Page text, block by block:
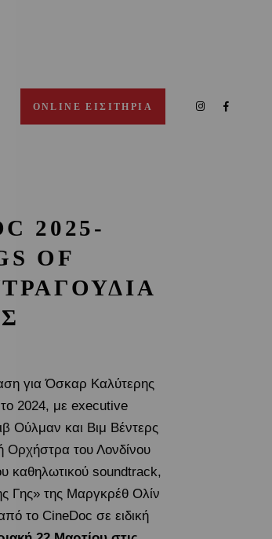
ONLINE ΕΙΣΙΤΗΡΙΑ
2025-
OF
για Όσκαρ Καλύτερης
το 2024, με executive
Ούλμαν και Βιμ Βέντερς
Ορχήστρα του Λονδίνου
καθηλωτικού soundtrack,
Γης» της Μαργκρέθ Ολίν
το CineDoc σε ειδική